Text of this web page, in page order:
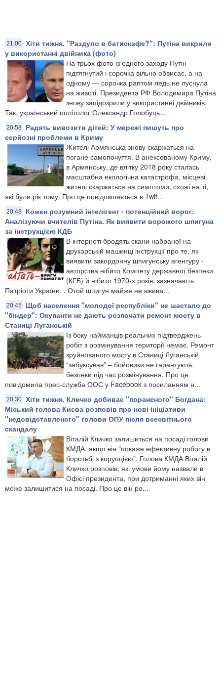
21:00 Хіти тижня. "Раздуло в батискафе?": Путіна викрили
у використанні двійника (фото)
На трьох фото із одного заходу Путін
підтягнутий і сорочка вільно обвисає, а на
одному — сорочка раптом ледь не луснула
на животі. Президента РФ Володимира Путіна
знову запідозрили у використанні двійників.
Так, український політолог Олександр Голобуць...
20:58
Радять вивозити дітей: У мережі пишуть про
серйозні проблеми в Криму
Жителі Армянська знову скаржаться на
погане самопочуття. В анексованому Криму,
в Армянську, де влітку 2018 року сталась
масштабна екологічна катастрофа, місцеві
жителі скаржаться на симптоми, схожі на ті,
які були рік тому. Про це повідомляється в Twit...
20:48
Кожен розумний інтелігент - потенційний ворог:
Аналізуючи вчителів Путіна. Як виявити ворожого шпигуна
за інструкцією КДБ
В інтернеті бродять скани набраної на
друкарській машинці інструкції про те, як
виявити закордонну шпигунську агентуру -
авторства нібито Комітету державної безпеки
(КГБ) й нібито 1970-х років, зазначають
Патріоти України. . Отой шпигун майже не вжива...
20:45
Щоб населення "молодої республіки" не шастало до
"біндер": Окупанти не дають розпочати ремонт мосту в
Станиці Луганській
Із боку найманців реальних підтверджень
робіт з розмінування території немає. Ремонт
зруйнованого мосту в Станиці Луганській
“забуксував” – бойовики не гарантують
безпеки під час розмінування. Про це
повідомила прес-служба ООС у Facebook з посиланням н...
20:30 Хіти тижня. Кличко добиває "пораненого" Богдана:
Міський голова Києва розповів про нові ініціативи
"недовідставленого" голови ОПУ після всесвітнього
скандалу
Віталій Кличко залишиться на посаді голови
КМДА, якщо він "покаже ефективну роботу в
боротьбі з корупцією". Голова КМДА Віталій
Кличко розповів, які умови йому назвали в
Офісі президента, при дотриманні яких він
може залишитися на посаді. Про це він ро...